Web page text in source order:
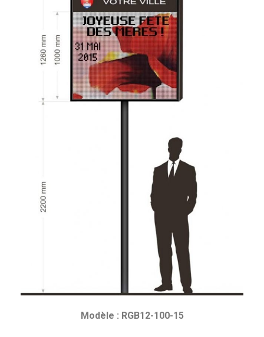
Modèle : RGB12-100-15